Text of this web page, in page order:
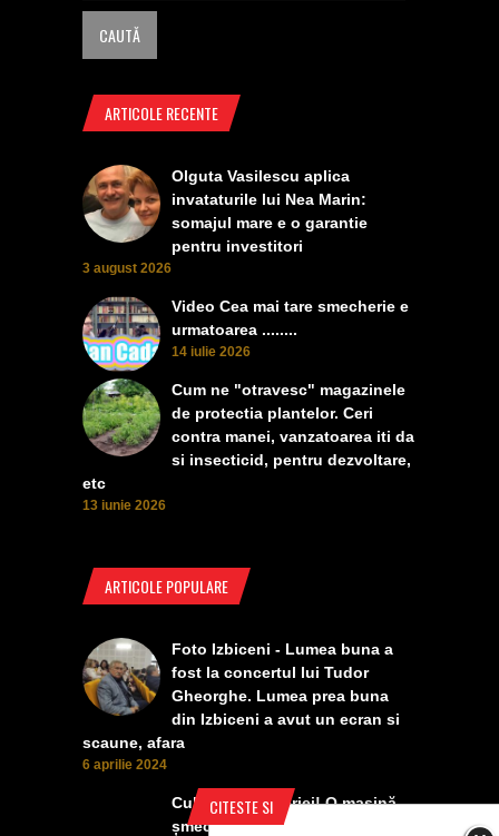
CITESTE SI
ARTICOLE RECENTE
Olguta Vasilescu aplica
invataturile lui Nea Marin:
somajul mare e o garantie
pentru investitori
3 august 2026
Video Cea mai tare smecherie e
urmatoarea ........
14 iulie 2026
Cum ne "otravesc" magazinele
de protectia plantelor. Ceri
contra manei, vanzatoarea iti da
si insecticid, pentru dezvoltare,
etc
13 iunie 2026
ARTICOLE POPULARE
Foto Izbiceni - Lumea buna a
fost la concertul lui Tudor
Gheorghe. Lumea prea buna
din Izbiceni a avut un ecran si
scaune, afara
6 aprilie 2024
Culmea smecheriei! O mașină
șmecheră l-a trădat pe cel mai